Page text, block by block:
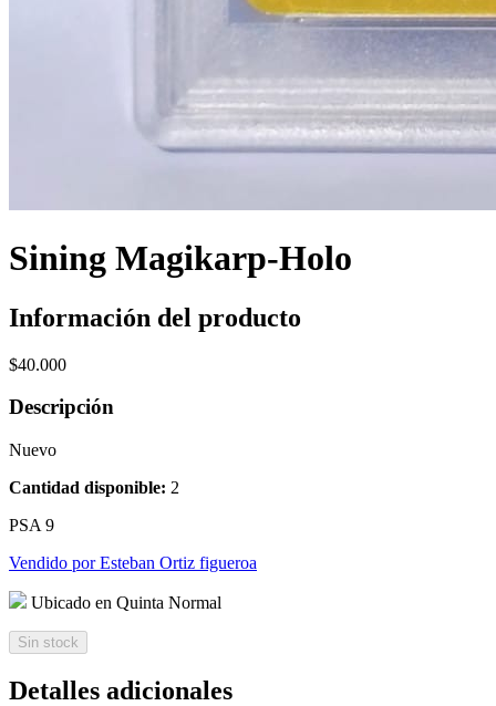
Sining Magikarp-Holo
Información del producto
$40.000
Descripción
Nuevo
Cantidad disponible: 2
PSA 9
Vendido porEsteban Ortiz figueroa
Ubicado en Quinta Normal
Sin stock
Detalles adicionales